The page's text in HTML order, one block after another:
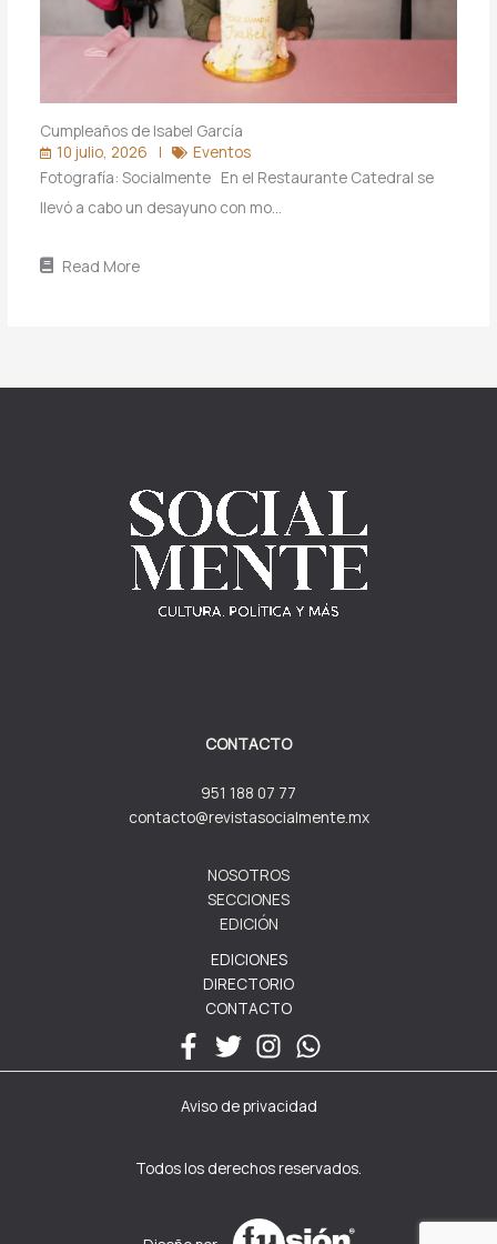
Cumpleaños de Isabel García
10 julio, 2026
Eventos
Fotografía: Socialmente En el Restaurante Catedral se
llevó a cabo un desayuno con mo…
Read More
CONTACTO
951 188 07 77
contacto@revistasocialmente.mx
NOSOTROS
SECCIONES
EDICIÓN
EDICIONES
DIRECTORIO
CONTACTO
Aviso de privacidad
Todos los derechos reservados.